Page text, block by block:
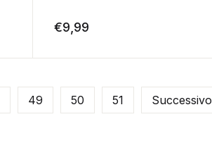
€9,99
49 50 51 Successivo